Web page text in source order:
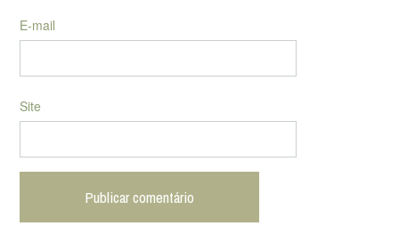
E-mail
Site